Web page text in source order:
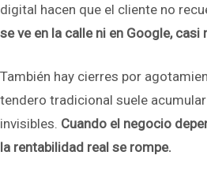
digital hacen que el cliente no
se ve en la calle ni en Google, casi
También hay cierres por
tendero tradicional suele
invisibles. Cuando el negocio
la rentabilidad real se rompe.